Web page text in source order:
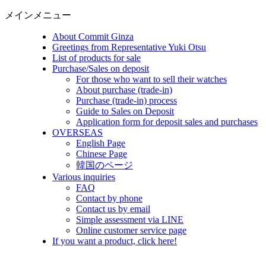
メインメニュー
About Commit Ginza
Greetings from Representative Yuki Otsu
List of products for sale
Purchase/Sales on deposit
For those who want to sell their watches
About purchase (trade-in)
Purchase (trade-in) process
Guide to Sales on Deposit
Application form for deposit sales and purchases
OVERSEAS
English Page
Chinese Page
韓国のページ
Various inquiries
FAQ
Contact by phone
Contact us by email
Simple assessment via LINE
Online customer service page
If you want a product, click here!